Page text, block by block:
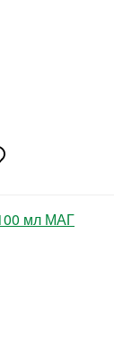
мл МАГ